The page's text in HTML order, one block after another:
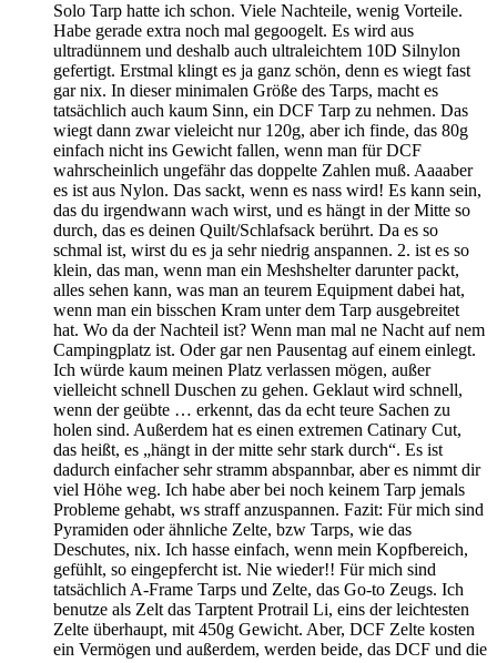
Solo Tarp hatte ich schon. Viele Nachteile, wenig Vorteile.
Habe gerade extra noch mal gegoogelt. Es wird aus
ultradünnem und deshalb auch ultraleichtem 10D Silnylon
gefertigt. Erstmal klingt es ja ganz schön, denn es wiegt fast
gar nix. In dieser minimalen Größe des Tarps, macht es
tatsächlich auch kaum Sinn, ein DCF Tarp zu nehmen. Das
wiegt dann zwar vieleicht nur 120g, aber ich finde, das 80g
einfach nicht ins Gewicht fallen, wenn man für DCF
wahrscheinlich ungefähr das doppelte Zahlen muß. Aaaaber
es ist aus Nylon. Das sackt, wenn es nass wird! Es kann sein,
das du irgendwann wach wirst, und es hängt in der Mitte so
durch, das es deinen Quilt/Schlafsack berührt. Da es so
schmal ist, wirst du es ja sehr niedrig anspannen. 2. ist es so
klein, das man, wenn man ein Meshshelter darunter packt,
alles sehen kann, was man an teurem Equipment dabei hat,
wenn man ein bisschen Kram unter dem Tarp ausgebreitet
hat. Wo da der Nachteil ist? Wenn man mal ne Nacht auf nem
Campingplatz ist. Oder gar nen Pausentag auf einem einlegt.
Ich würde kaum meinen Platz verlassen mögen, außer
vielleicht schnell Duschen zu gehen. Geklaut wird schnell,
wenn der geübte … erkennt, das da echt teure Sachen zu
holen sind. Außerdem hat es einen extremen Catinary Cut,
das heißt, es „hängt in der mitte sehr stark durch“. Es ist
dadurch einfacher sehr stramm abspannbar, aber es nimmt dir
viel Höhe weg. Ich habe aber bei noch keinem Tarp jemals
Probleme gehabt, ws straff anzuspannen. Fazit: Für mich sind
Pyramiden oder ähnliche Zelte, bzw Tarps, wie das
Deschutes, nix. Ich hasse einfach, wenn mein Kopfbereich,
gefühlt, so eingepfercht ist. Nie wieder!! Für mich sind
tatsächlich A-Frame Tarps und Zelte, das Go-to Zeugs. Ich
benutze als Zelt das Tarptent Protrail Li, eins der leichtesten
Zelte überhaupt, mit 450g Gewicht. Aber, DCF Zelte kosten
ein Vermögen und außerdem, werden beide, das DCF und die